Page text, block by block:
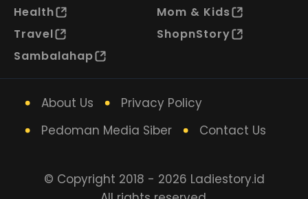
Health
Mom & Kids
Travel
ShopnStory
Sambalahap
About Us
Privacy Policy
Pedoman Media Siber
Contact Us
© Copyright 2018 - 2026 Ladiestory.id